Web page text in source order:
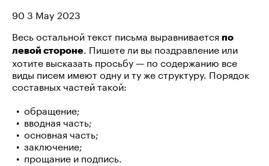
90 3 May 2023
Весь остальной текст письма выравнивается по
левой стороне. Пишете ли вы поздравление или
хотите высказать просьбу — по содержанию все
виды писем имеют одну и ту же структуру. Порядок
составных частей такой:
обращение;
вводная часть;
основная часть;
заключение;
прощание и подпись.